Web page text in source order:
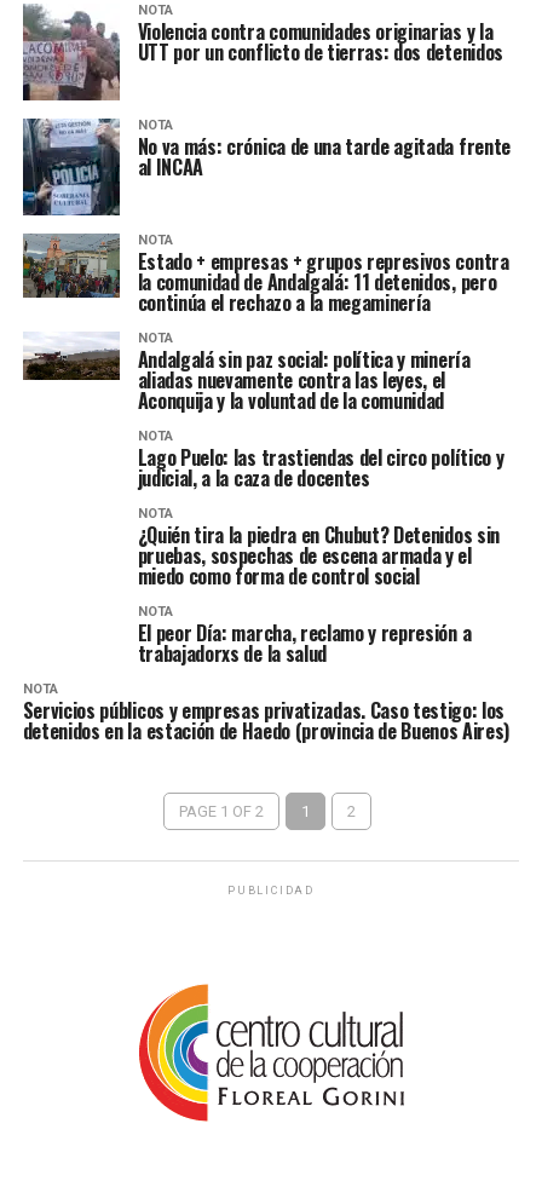
NOTA
Violencia contra comunidades originarias y la
UTT por un conflicto de tierras: dos detenidos
NOTA
No va más: crónica de una tarde agitada frente
al INCAA
NOTA
Estado + empresas + grupos represivos contra
la comunidad de Andalgalá: 11 detenidos, pero
continúa el rechazo a la megaminería
NOTA
Andalgalá sin paz social: política y minería
aliadas nuevamente contra las leyes, el
Aconquija y la voluntad de la comunidad
NOTA
Lago Puelo: las trastiendas del circo político y
judicial, a la caza de docentes
NOTA
¿Quién tira la piedra en Chubut? Detenidos sin
pruebas, sospechas de escena armada y el
miedo como forma de control social
NOTA
El peor Día: marcha, reclamo y represión a
trabajadorxs de la salud
NOTA
Servicios públicos y empresas privatizadas. Caso testigo: los
detenidos en la estación de Haedo (provincia de Buenos Aires)
PAGE 1 OF 2 1 2
PUBLICIDAD